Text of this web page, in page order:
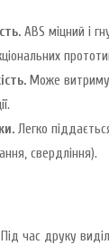
ABS міцний і
Може
Легко
свердління).
Під час друку